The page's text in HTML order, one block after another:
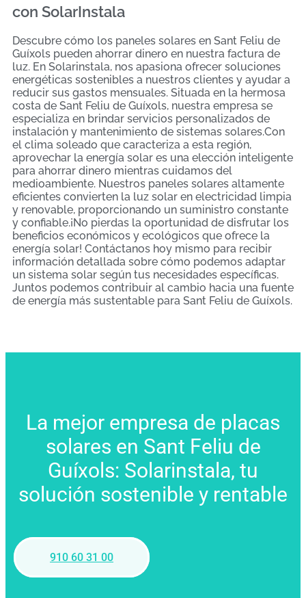
con SolarInstala
Descubre cómo los paneles solares en Sant Feliu de
Guíxols pueden ahorrar dinero en nuestra factura de
luz. En Solarinstala, nos apasiona ofrecer soluciones
energéticas sostenibles a nuestros clientes y ayudar a
reducir sus gastos mensuales. Situada en la hermosa
costa de Sant Feliu de Guíxols, nuestra empresa se
especializa en brindar servicios personalizados de
instalación y mantenimiento de sistemas solares.Con
el clima soleado que caracteriza a esta región,
aprovechar la energía solar es una elección inteligente
para ahorrar dinero mientras cuidamos del
medioambiente. Nuestros paneles solares altamente
eficientes convierten la luz solar en electricidad limpia
y renovable, proporcionando un suministro constante
y confiable.¡No pierdas la oportunidad de disfrutar los
beneficios económicos y ecológicos que ofrece la
energía solar! Contáctanos hoy mismo para recibir
información detallada sobre cómo podemos adaptar
un sistema solar según tus necesidades específicas.
Juntos podemos contribuir al cambio hacia una fuente
de energía más sustentable para Sant Feliu de Guíxols.
La mejor empresa de placas
solares en Sant Feliu de
Guíxols: Solarinstala, tu
solución sostenible y rentable
910 60 31 00